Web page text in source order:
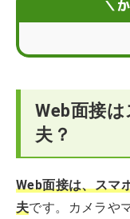
Web面接をスマホ
Web面接のやり方
に相談するのも手
Web面接をスマホ
＼
Web面接
夫？
Web面接は、スマ
夫です。カメラや